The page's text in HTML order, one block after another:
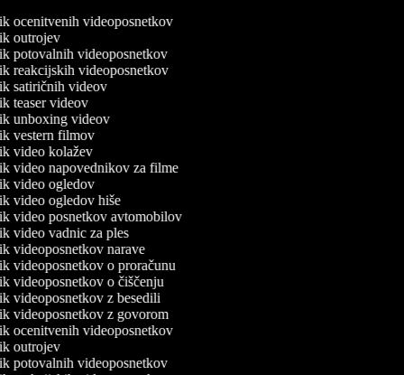
ocenitvenih videoposnetkov
outrojev
potovalnih videoposnetkov
reakcijskih videoposnetkov
satiričnih videov
teaser videov
unboxing videov
vestern filmov
video kolažev
video napovednikov za filme
video ogledov
video ogledov hiše
video posnetkov avtomobilov
video vadnic za ples
videoposnetkov narave
videoposnetkov o proračunu
videoposnetkov o čiščenju
videoposnetkov z besedili
videoposnetkov z govorom
ocenitvenih videoposnetkov
outrojev
potovalnih videoposnetkov